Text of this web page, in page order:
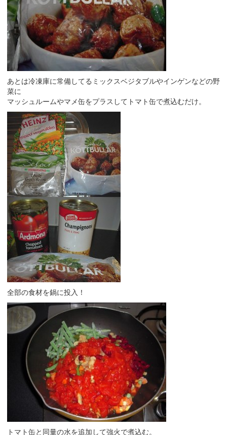
あとは冷凍庫に常備してるミックスベジタブルやインゲンなどの野
菜に
マッシュルームやマメ缶をプラスしてトマト缶で煮込むだけ。
全部の食材を鍋に投入！
トマト缶と同量の水を追加して強火で煮込む。